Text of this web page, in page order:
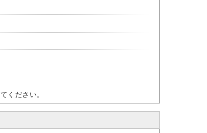
ください。